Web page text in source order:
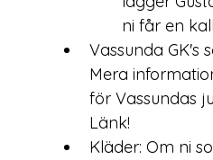
ni får en
Vassunda GK's
Mera
för Vassundas
Länk!
Kläder: Om ni